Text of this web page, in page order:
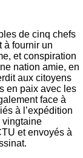
de cinq chefs
à fournir un
et conspiration
nation amie, en
aux citoyens
en paix avec les
face à
à l’expédition
vingtaine
et envoyés à